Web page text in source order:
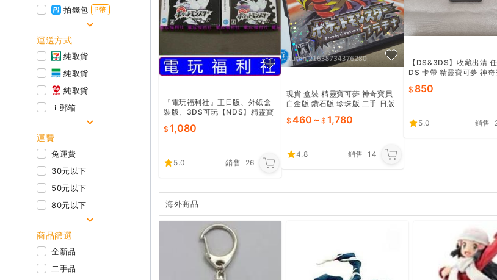
拍錢包
P幣
運送方式
純取貨
純取貨
純取貨
ｉ郵箱
運費
免運費
30元以下
50元以下
80元以下
商品篩選
全新品
二手品
『電玩福利社』正日版、外紙盒
裝版、3DS可玩【NDS】精靈寶
鑽石心靈金靈魂銀白金白版12
1,080
5.0 銷售 26
現貨 盒裝 精靈寶可夢 神奇寶貝
白金版 鑽石版 珍珠版 二手 日版
460 ~ 1,780
4.8 銷售 14
【DS&3DS】收藏出清
DS 卡帶 精靈寶可夢 神奇
閱說明
850
5.0 銷售
海外商品